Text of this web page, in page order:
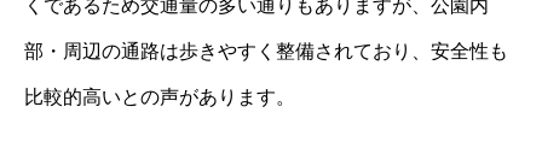
くであるため交通量の多い通りもありますが、公園内
部・周辺の通路は歩きやすく整備されており、安全性も
比較的高いとの声があります。